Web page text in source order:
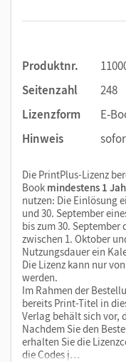
Produktnr.
Seitenzahl
248
Lizenzform
E-
Hinweis
Die PrintPlus-Lizenz
Book mindestens 1
nutzen: Die Einlösung
und 30. September
bis zum 30. September
zwischen 1. Oktober
Nutzungsdauer ein
Die Lizenz kann nur
werden.
Im Rahmen der
bereits Print-Titel in
Verlag behält sich vor,
Nachdem Sie den
erhalten Sie die
die Codes j…